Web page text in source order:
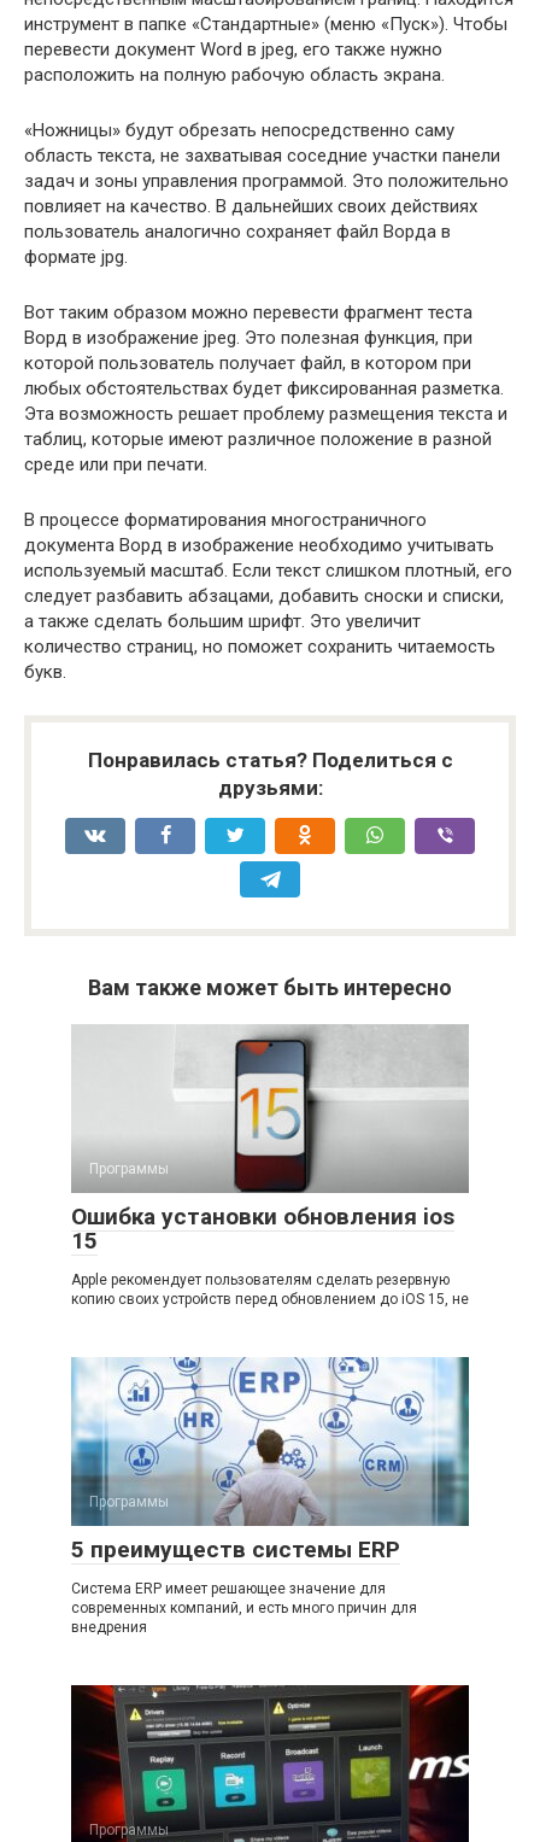
инструмент в папке «Стандартные» (меню «Пуск»). Чтобы
перевести документ Word в jpeg, его также нужно
расположить на полную рабочую область экрана.
«Ножницы» будут обрезать непосредственно саму
область текста, не захватывая соседние участки панели
задач и зоны управления программой. Это положительно
повлияет на качество. В дальнейших своих действиях
пользователь аналогично сохраняет файл Ворда в
формате jpg.
Вот таким образом можно перевести фрагмент теста
Ворд в изображение jpeg. Это полезная функция, при
которой пользователь получает файл, в котором при
любых обстоятельствах будет фиксированная разметка.
Эта возможность решает проблему размещения текста и
таблиц, которые имеют различное положение в разной
среде или при печати.
В процессе форматирования многостраничного
документа Ворд в изображение необходимо учитывать
используемый масштаб. Если текст слишком плотный, его
следует разбавить абзацами, добавить сноски и списки,
а также сделать большим шрифт. Это увеличит
количество страниц, но поможет сохранить читаемость
букв.
Понравилась статья? Поделиться с
друзьями:
Вам также может быть интересно
Программы
Ошибка установки обновления ios
15
Apple рекомендует пользователям сделать резервную
копию своих устройств перед обновлением до iOS 15, не
Программы
5 преимуществ системы ERP
Система ERP имеет решающее значение для
современных компаний, и есть много причин для
внедрения
Программы